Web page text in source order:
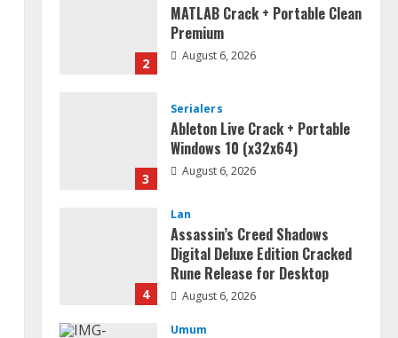
2
MATLAB Crack + Portable Clean
Premium
August 6, 2026
3
Serialers
Ableton Live Crack + Portable
Windows 10 (x32x64)
August 6, 2026
4
Lan
Assassin’s Creed Shadows
Digital Deluxe Edition Cracked
Rune Release for Desktop
August 6, 2026
Umum